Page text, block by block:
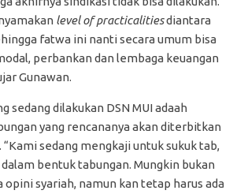
level of practicalitiesdiantara
fatwa ini nanti secara umum bisa
perbankan dan lembaga keuangan
Gunawan.
sedang dilakukan DSN MUI adaah
yang rencananya akan diterbitkan
sedang mengkaji untuk sukuk tab,
bentuk tabungan. Mungkin bukan
syariah, namun kan tetap harus ada